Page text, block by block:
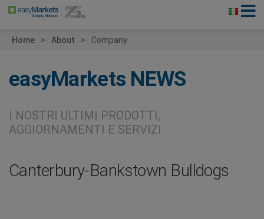
Home About Company
easyMarkets NEWS
I NOSTRI ULTIMI PRODOTTI,
AGGIORNAMENTI E SERVIZI
Canterbury-Bankstown Bulldogs